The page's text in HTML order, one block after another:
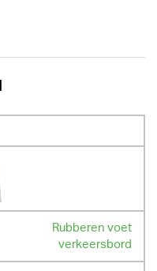
Rubberen voet
verkeersbord